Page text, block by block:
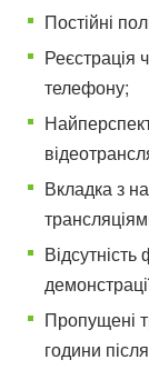
Постійні
Реєстрація
телефону;
Вкладка з
Пропущені
години